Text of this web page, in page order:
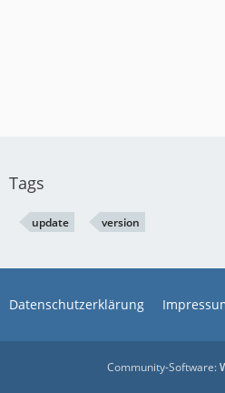
Tags
update version
Datenschutzerklärung
Community-Software: